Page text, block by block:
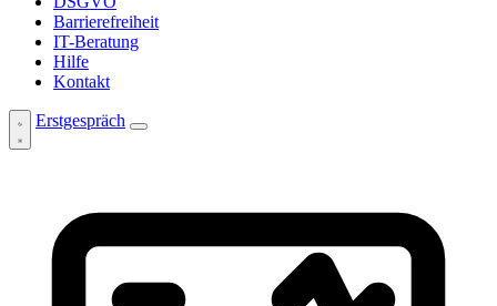
Barrierefreiheit
IT-Beratung
Hilfe
Kontakt
Erstgespräch